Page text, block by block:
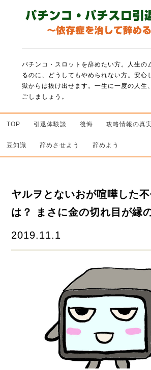
パチンコ・スロットを辞めたい方。人生の
るのに、どうしてもやめられない方。 安心
獄からは抜け出せます。一生に一度の人生
ごしましょう。
TOP 引退体験談 後悔 攻略情報の真
豆知識 辞めさせよう 辞めよう
ヤルヲとないおが喧嘩した
は？ まさに金の切れ目が縁
2019.11.1